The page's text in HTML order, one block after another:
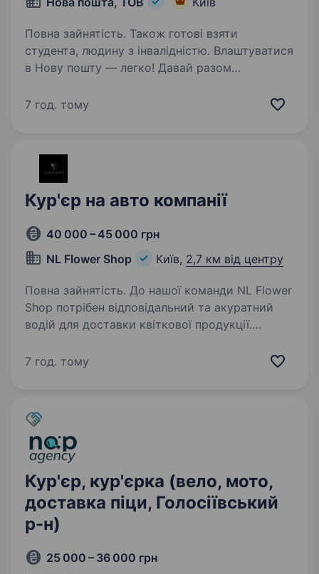
Повна зайнятість. Також готові взяти
студента, людину з інвалідністю. Влаштуватися
в Нову пошту — легко! Давай разом
допомогу та довгоочікувані емоції.
зайвого…
7 год. тому
Кур'єр на авто компанії
40 000 – 45 000 грн
NL Flower Shop
Київ, 2,7 км від центру
Повна зайнятість. До нашої команди NL Flower
Shop потрібен відповідальний та акуратний
водій для доставки квіткової продукції.
Акуратність під час роботи з квітами Бажано
7 год. тому
Кур'єр, кур'єрка (вело, мото,
доставка піци, Голосіївський
р-н)
25 000 – 36 000 грн